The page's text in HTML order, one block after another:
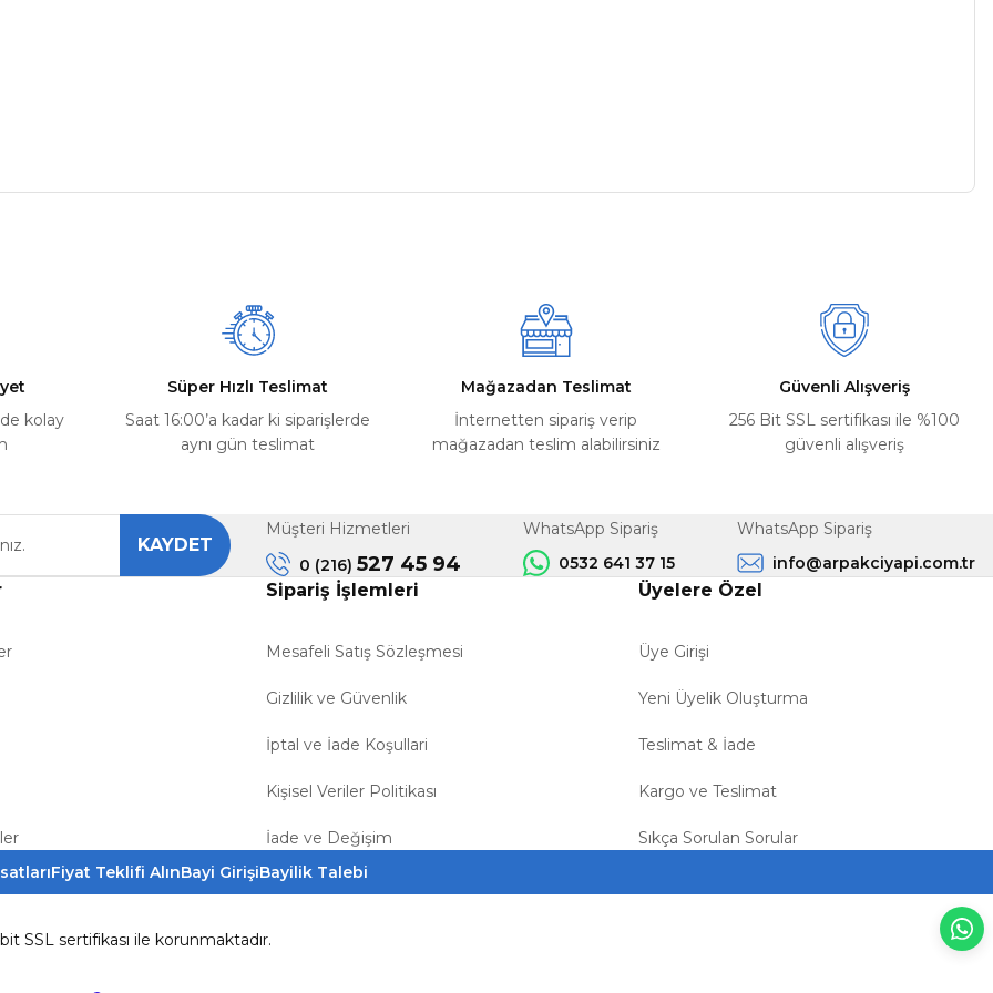
Gönder
kolay
Süper Hızlı Teslimat
Saat 16:00’a kadar ki siparişlerde
aynı gün teslimat
Mağazadan Teslimat
İnternetten sipariş verip
mağazadan teslim alabilirsiniz
Güvenli Alışveriş
256 Bit SSL sertifikası ile %100
güvenli alışveriş
KAYDET
Müşteri Hizmetleri
0 (216) 527 45 94
WhatsApp Sipariş
0532 641 37 15
WhatsApp Sipariş
info@arpakciyapi.com.tr
Sipariş İşlemleri
Mesafeli Satış Sözleşmesi
Gizlilik ve Güvenlik
İptal ve İade Koşullari
Kişisel Veriler Politikası
İade ve Değişim
Üyelere Özel
Üye Girişi
Yeni Üyelik Oluşturma
Teslimat & İade
Kargo ve Teslimat
Sıkça Sorulan Sorular
Fiyat Teklifi AlınBayi GirişiBayilik Talebi
SSL sertifikası ile korunmaktadır.